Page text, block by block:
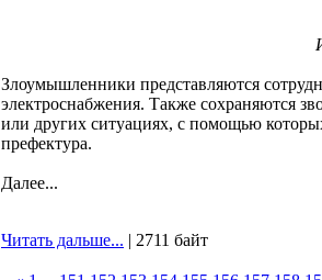
Злоумышленники представляются
электроснабжения. Также сохраняются
или других ситуациях, с помощью
префектура.
Далее...
Читать дальше... | 2711 байт